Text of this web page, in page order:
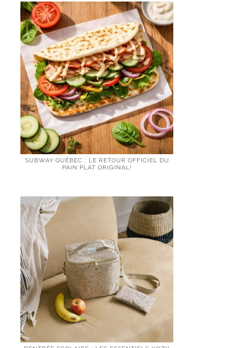
SUBWAY QUÉBEC : LE RETOUR OFFICIEL DU
PAIN PLAT ORIGINAL!